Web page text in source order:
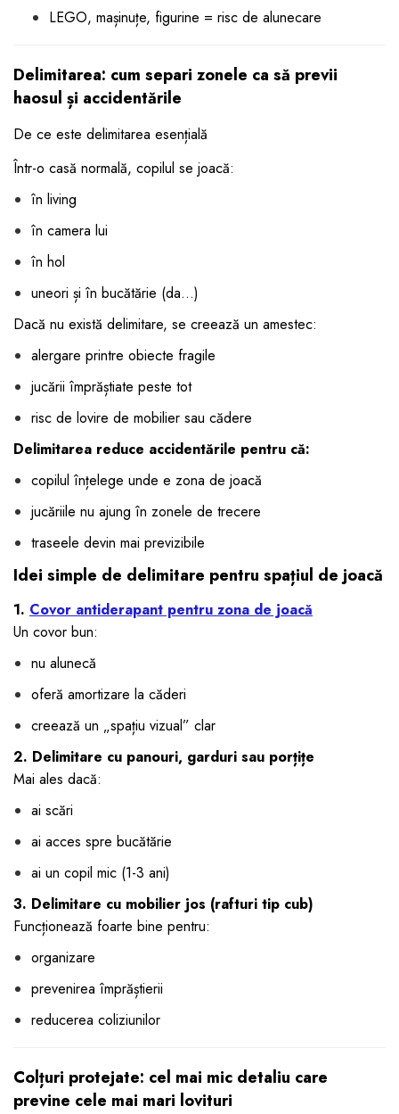
LEGO, mașinuțe, figurine = risc de alunecare
Delimitarea: cum separi zonele ca să previi
haosul și accidentările
De ce este delimitarea esențială
Într-o casă normală, copilul se joacă:
în living
în camera lui
în hol
uneori și în bucătărie (da…)
Dacă nu există delimitare, se creează un amestec:
alergare printre obiecte fragile
jucării împrăștiate peste tot
risc de lovire de mobilier sau cădere
Delimitarea reduce accidentările pentru că:
copilul înțelege unde e zona de joacă
jucăriile nu ajung în zonele de trecere
traseele devin mai previzibile
Idei simple de delimitare pentru spațiul de joacă
1. Covor antiderapant pentru zona de joacă
Un covor bun:
nu alunecă
oferă amortizare la căderi
creează un „spațiu vizual” clar
2. Delimitare cu panouri, garduri sau porțițe
Mai ales dacă:
ai scări
ai acces spre bucătărie
ai un copil mic (1-3 ani)
3. Delimitare cu mobilier jos (rafturi tip cub)
Funcționează foarte bine pentru:
organizare
prevenirea împrăștierii
reducerea coliziunilor
Colțuri protejate: cel mai mic detaliu care
previne cele mai mari lovituri